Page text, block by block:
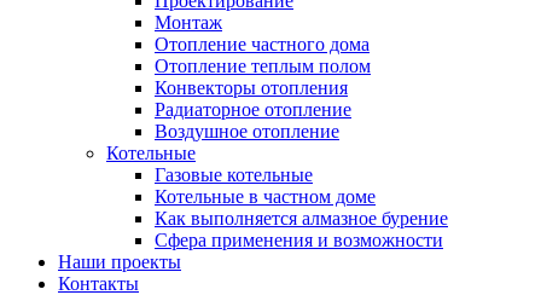
Монтаж
Отопление частного дома
Отопление теплым полом
Конвекторы отопления
Радиаторное отопление
Воздушное отопление
Котельные
Газовые котельные
Котельные в частном доме
Как выполняется алмазное бурение
Сфера применения и возможности
Наши проекты
Контакты